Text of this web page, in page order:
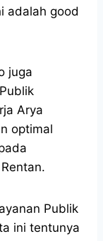
adalah good
juga
Arya
optimal
Publik
ini tentunya